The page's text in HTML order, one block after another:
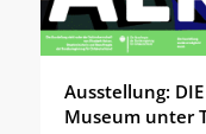
Ausstellung: DIE
Museum unter